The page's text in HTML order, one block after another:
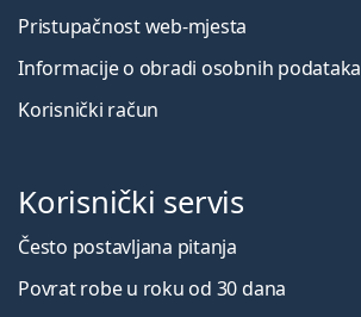
Pristupačnost web-mjesta
Informacije o obradi osobnih podataka
Korisnički račun
Korisnički servis
Često postavljana pitanja
Povrat robe u roku od 30 dana